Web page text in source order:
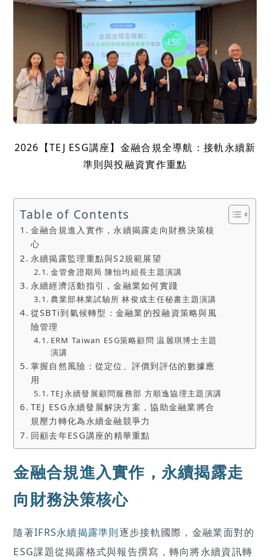
2026【TEJ ESG講座】金融合規全導航：接軌永續新
準則與投融資實作重點
Table of Contents
金融合規進入實作，永續揭露走向財務決策核
心
永續揭露監理重點與S2規範展望
金管會證期局 陳怡均組長主題演講
永續經濟活動指引，金融業如何實踐
農業部林業試驗所 林俊成主任秘書主題演講
從SBTi到氣候轉型：金融業的投融資策略與風
險管理
ERM Taiwan ESG策略顧問 温麗琪博士主題
演講
掌握自然風險：從定位、評價到評估的數據應
用
TEJ永續發展顧問服務部 方順逸協理主題演講
TEJ ESG永續發展解決方案，協助金融業將合
規壓力轉化為永續金融競爭力
回顧去年ESG講座的精華重點
金融合規進入實作，永續揭露走
向財務決策核心
隨著IFRS永續揭露準則逐步接軌國際，金融業面對的
ESG課題從揭露格式與報告撰寫，轉向將永續資訊轉